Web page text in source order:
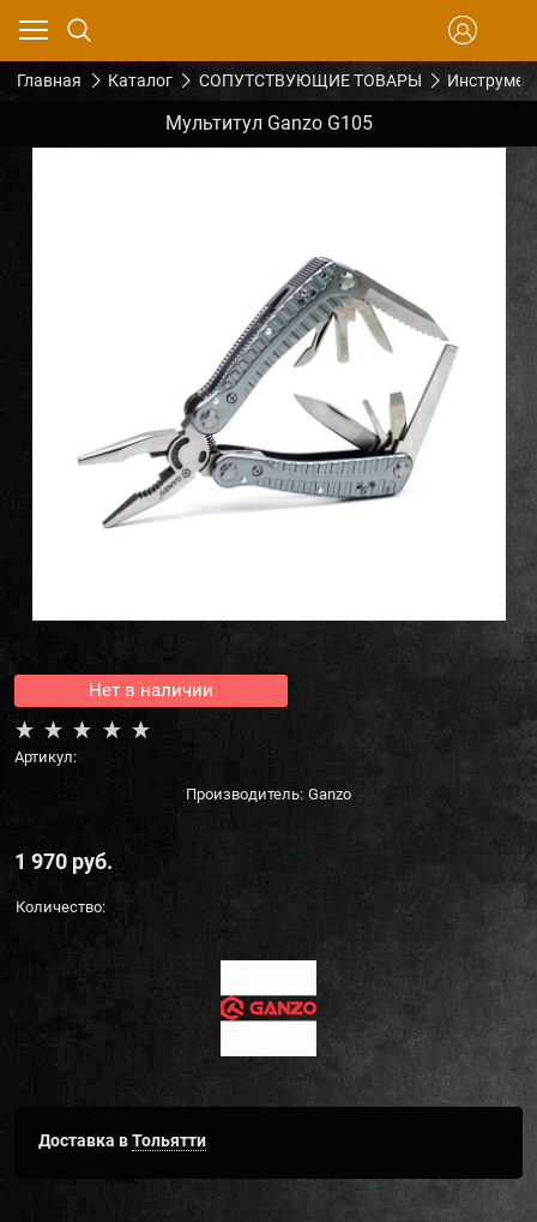
Главная Каталог СОПУТСТВУЮЩИЕ ТОВАРЫ
Мультитул Ganzo G105
Нет в наличии
Артикул:
Производитель: Ganzo
1 970 руб.
Количество:
Доставка вТольятти